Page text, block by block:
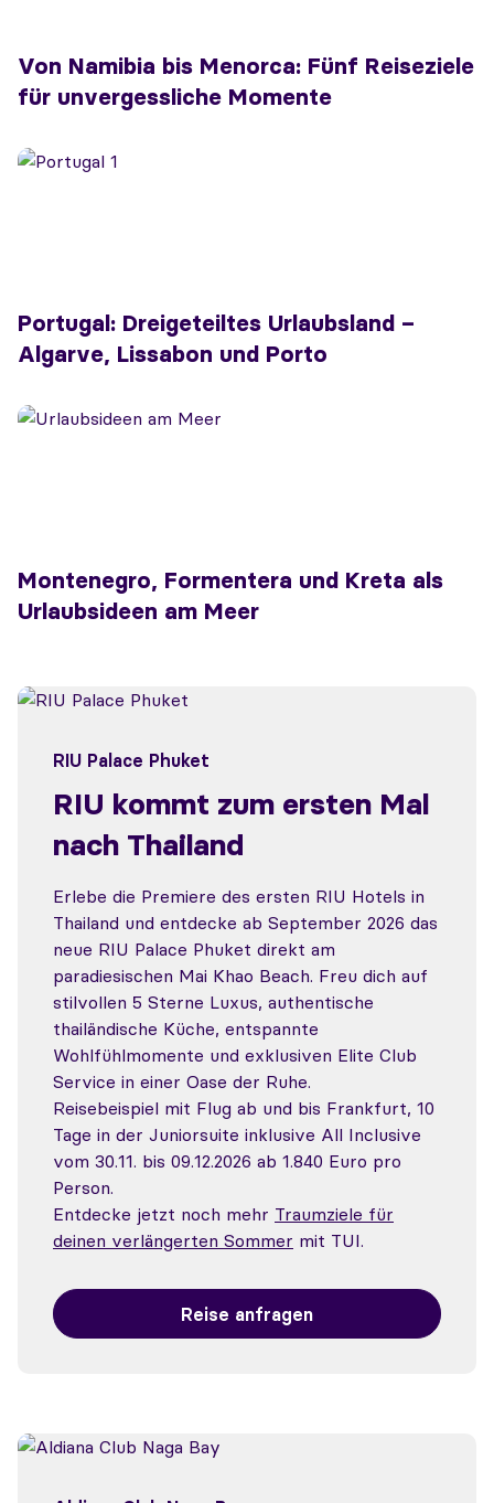
Von Namibia bis Menorca: Fünf Reiseziele
für unvergessliche Momente
Portugal: Dreigeteiltes Urlaubsland –
Algarve, Lissabon und Porto
Montenegro, Formentera und Kreta als
Urlaubsideen am Meer
RIU Palace Phuket
RIU kommt zum ersten Mal
nach Thailand
Erlebe die Premiere des ersten RIU Hotels in
Thailand und entdecke ab September 2026 das
neue RIU Palace Phuket direkt am
paradiesischen Mai Khao Beach. Freu dich auf
stilvollen 5 Sterne Luxus, authentische
thailändische Küche, entspannte
Wohlfühlmomente und exklusiven Elite Club
Service in einer Oase der Ruhe.
Reisebeispiel mit Flug ab und bis Frankfurt, 10
Tage in der Juniorsuite inklusive All Inclusive
vom 30.11. bis 09.12.2026 ab 1.840 Euro pro
Person.
Entdecke jetzt noch mehr Traumziele für
deinen verlängerten Sommer mit TUI.
Reise anfragen